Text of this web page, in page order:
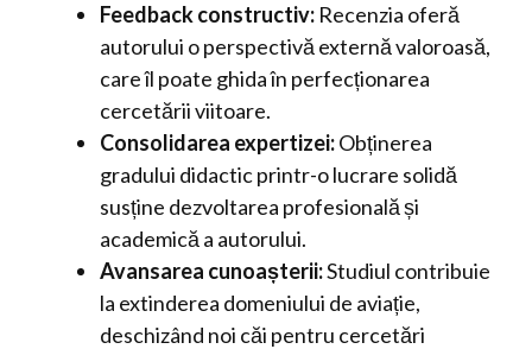
Feedback constructiv: Recenzia oferă
autorului o perspectivă externă valoroasă,
care îl poate ghida în perfecționarea
cercetării viitoare.
Consolidarea expertizei:Obținerea
gradului didactic printr-o lucrare solidă
susține dezvoltarea profesională și
academică a autorului.
Avansarea cunoașterii:Studiul contribuie
la extinderea domeniului de aviație,
deschizând noi căi pentru cercetări